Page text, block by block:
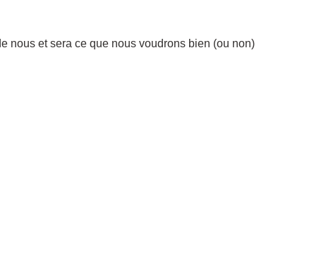
nous et sera ce que nous voudrons bien (ou non)